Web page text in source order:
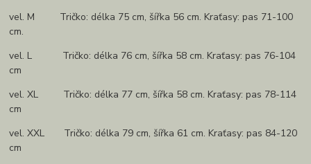
vel. M Tričko: délka 75 cm, šířka 56 cm. Kraťasy: pas 71-100
cm.
vel. L Tričko: délka 76 cm, šířka 58 cm. Kraťasy: pas 76-104
cm
vel. XL Tričko: délka 77 cm, šířka 58 cm. Kraťasy: pas 78-114
cm
vel. XXL Tričko: délka 79 cm, šířka 61 cm. Kraťasy: pas 84-120
cm